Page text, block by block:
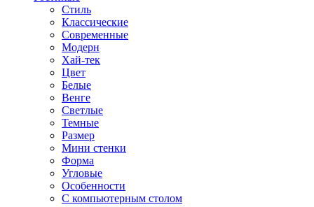
Стиль
Классические
Современные
Модерн
Хай-тек
Цвет
Белые
Венге
Светлые
Темные
Размер
Мини стенки
Форма
Угловые
Особенности
С компьютерным столом